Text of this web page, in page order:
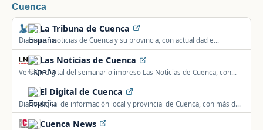
Cuenca
La Tribuna de Cuenca
Diario con noticias de Cuenca y su provincia, con actualidad e
información local.
Las Noticias de Cuenca
Versión digital del semanario impreso Las Noticias de Cuenca, con
información de Cuenca y Castilla-La Mancha.
El Digital de Cuenca
Diario digital de información local y provincial de Cuenca, con más de
una década de trayectoria.
Cuenca News